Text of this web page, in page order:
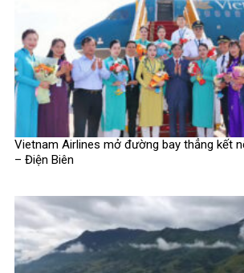
Vietnam Airlines mở đường bay thẳng kết
– Điện Biên